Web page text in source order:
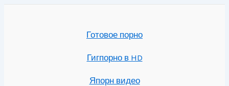
Готовое порно
Гигпорно в HD
Япорн видео